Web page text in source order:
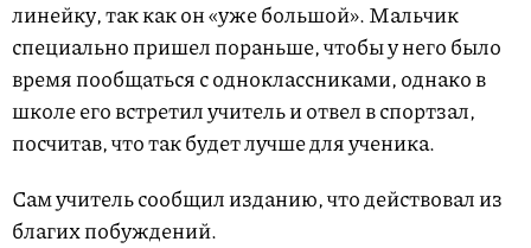
линейку, так как он «уже большой». Мальчик
специально пришел пораньше, чтобы у него было
время пообщаться с одноклассниками, однако в
школе его встретил учитель и отвел в спортзал,
посчитав, что так будет лучше для ученика.
Сам учитель сообщил изданию, что действовал из
благих побуждений.